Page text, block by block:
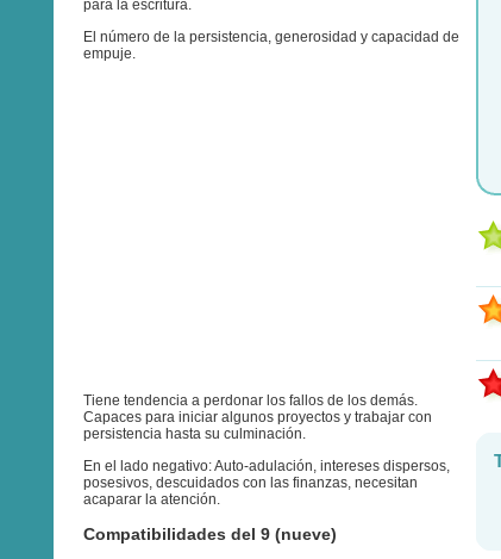
para la escritura.
El número de la persistencia, generosidad y capacidad de
empuje.
Tiene tendencia a perdonar los fallos de los demás.
Capaces para iniciar algunos proyectos y trabajar con
persistencia hasta su culminación.
En el lado negativo: Auto-adulación, intereses dispersos,
posesivos, descuidados con las finanzas, necesitan
acaparar la atención.
Compatibilidades del 9 (nueve)